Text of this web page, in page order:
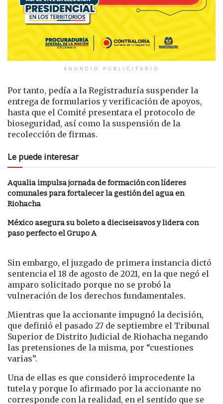
ANUNCIO PUBLICITARIO
Por tanto, pedía a la Registraduría suspender la
entrega de formularios y verificación de apoyos,
hasta que el Comité presentara el protocolo de
bioseguridad, así como la suspensión de la
recolección de firmas.
Le puede interesar
Aqualia impulsa jornada de formación con líderes
comunales para fortalecer la gestión del agua en
Riohacha
México asegura su boleto a dieciseisavos y lidera con
paso perfecto el Grupo A
Sin embargo, el juzgado de primera instancia dictó
sentencia el 18 de agosto de 2021, en la que negó el
amparo solicitado porque no se probó la
vulneración de los derechos fundamentales.
Mientras que la accionante impugnó la decisión,
que definió el pasado 27 de septiembre el Tribunal
Superior de Distrito Judicial de Riohacha negando
las pretensiones de la misma, por “cuestiones
varias”.
Una de ellas es que consideró improcedente la
tutela y porque lo afirmado por la accionante no
corresponde con la realidad, en el sentido que se